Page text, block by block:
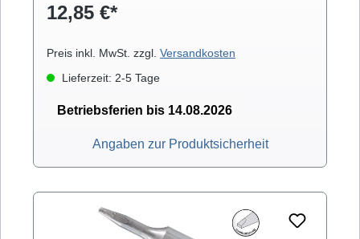
(mit Powertool), MS 6000, MS 8000/D, Multi-
Ergotool)
12,85 €*
Preis inkl. MwSt. zzgl. Versandkosten
Lieferzeit: 2-5 Tage
Betriebsferien bis 14.08.2026
Angaben zur Produktsicherheit